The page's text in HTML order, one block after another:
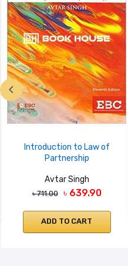
Introduction to Law of
Partnership
Avtar Singh
৳ 711.00 ৳ 639.90
ADD TO CART